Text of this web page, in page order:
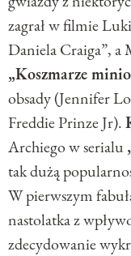
zagrał w filmie
Daniela Craiga”, a
„Koszmarze
obsady (Jennifer
Freddie Prinze Jr).
Archiego w serialu
tak dużą
W pierwszym
nastolatka z
zdecydowanie